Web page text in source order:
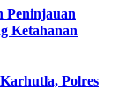
Peninjauan
Ketahanan
Polres